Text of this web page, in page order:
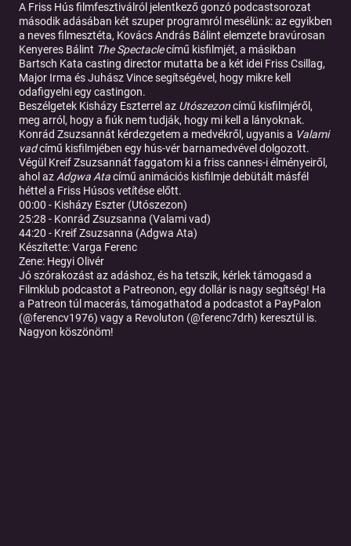
A Friss Hús filmfesztiválról jelentkező gonzó podcastsorozat
második adásában két szuper programról mesélünk: az egyikben
a neves filmesztéta, Kovács András Bálint elemzete bravúrosan
Kenyeres Bálint The Spectaclecímű kisfilmjét, a másikban
Bartsch Kata casting director mutatta be a két idei Friss Csillag,
Major Irma és Juhász Vince segítségével, hogy mikre kell
odafigyelni egy castingon.
Beszélgetek Kisházy Eszterrel az Utószezoncímű kisfilmjéről,
meg arról, hogy a fiúk nem tudják, hogy mi kell a lányoknak.
Konrád Zsuzsannát kérdezgetem a medvékről, ugyanis a Valami
vadcímű kisfilmjében egy hús-vér barnamedvével dolgozott.
Végül Kreif Zsuzsannát faggatom ki a friss cannes-i élményeiről,
ahol azAdgwa Atacímű animációs kisfilmje debütált másfél
héttel a Friss Húsos vetítése előtt.
00:00 - Kisházy Eszter (Utószezon)
25:28 - Konrád Zsuzsanna (Valami vad)
44:20 - Kreif Zsuzsanna (Adgwa Ata)
Készítette:Varga Ferenc
Zene: Hegyi Olivér
Jó szórakozást az adáshoz, és ha tetszik, kérlek⁠⁠⁠⁠⁠⁠⁠⁠⁠⁠⁠⁠⁠⁠⁠⁠⁠⁠⁠⁠⁠⁠⁠ ⁠⁠⁠⁠⁠⁠⁠⁠⁠⁠⁠⁠⁠⁠⁠⁠⁠⁠⁠⁠⁠⁠⁠⁠⁠⁠⁠⁠⁠⁠⁠⁠⁠⁠⁠támogasd a
Filmklub podcastot a Patreonon⁠⁠⁠⁠⁠⁠⁠⁠⁠⁠⁠⁠⁠⁠⁠⁠⁠⁠⁠⁠⁠⁠⁠⁠⁠⁠⁠⁠⁠⁠⁠⁠⁠⁠⁠⁠⁠⁠⁠⁠⁠⁠⁠⁠⁠⁠⁠⁠⁠⁠⁠⁠⁠⁠⁠⁠⁠⁠, egy dollár is nagy segítség! Ha
a Patreon túl macerás, támogathatod a podcastot a PayPalon
(⁠⁠⁠⁠⁠⁠⁠⁠⁠⁠⁠⁠⁠⁠⁠⁠⁠⁠⁠⁠⁠⁠⁠⁠⁠⁠⁠⁠⁠⁠⁠⁠@ferencv1976⁠⁠⁠⁠⁠⁠⁠⁠⁠⁠⁠⁠⁠⁠⁠⁠⁠⁠⁠⁠⁠⁠⁠⁠⁠⁠⁠⁠⁠⁠⁠⁠) vagy a Revoluton (⁠⁠⁠⁠⁠⁠⁠⁠⁠⁠⁠⁠⁠⁠⁠⁠⁠⁠⁠⁠⁠⁠⁠⁠⁠⁠⁠⁠⁠⁠⁠⁠@ferenc7drh⁠⁠⁠⁠⁠⁠⁠⁠⁠⁠⁠⁠⁠⁠⁠⁠⁠⁠⁠⁠⁠⁠⁠⁠⁠⁠⁠⁠⁠⁠⁠⁠) keresztül is.
Nagyon köszönöm!